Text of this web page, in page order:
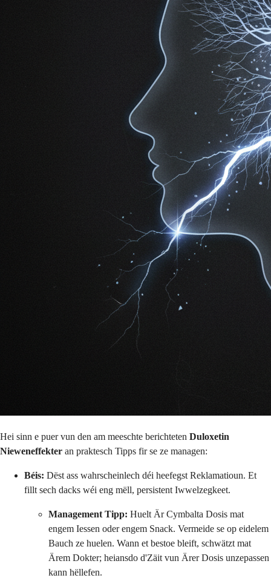
Hei sinn e puer vun den am meeschte berichteten Duloxetin
Nieweneffekter an praktesch Tipps fir se ze managen:
Béis: Dëst ass wahrscheinlech déi heefegst Reklamatioun. Et
fillt sech dacks wéi eng mëll, persistent Iwwelzegkeet.
Management Tipp: Huelt Är Cymbalta Dosis mat
engem Iessen oder engem Snack. Vermeide se op eidelem
Bauch ze huelen. Wann et bestoe bleift, schwätzt mat
Ärem Dokter; heiansdo d'Zäit vun Ärer Dosis unzepassen
kann hëllefen.